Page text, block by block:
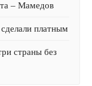
– Мамедов
платным
страны без